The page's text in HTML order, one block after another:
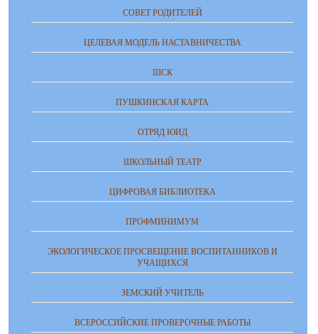
СОВЕТ РОДИТЕЛЕЙ
ЦЕЛЕВАЯ МОДЕЛЬ НАСТАВНИЧЕСТВА
ШСК
ПУШКИНСКАЯ КАРТА
ОТРЯД ЮИД
ШКОЛЬНЫЙ ТЕАТР
ЦИФРОВАЯ БИБЛИОТЕКА
ПРОФМИНИМУМ
ЭКОЛОГИЧЕСКОЕ ПРОСВЕЩЕНИЕ ВОСПИТАННИКОВ И
УЧАЩИХСЯ
ЗЕМСКИЙ УЧИТЕЛЬ
ВСЕРОССИЙСКИЕ ПРОВЕРОЧНЫЕ РАБОТЫ